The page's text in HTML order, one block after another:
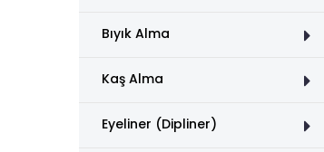
Bıyık Alma
Kaş Alma
Eyeliner (Dipliner)